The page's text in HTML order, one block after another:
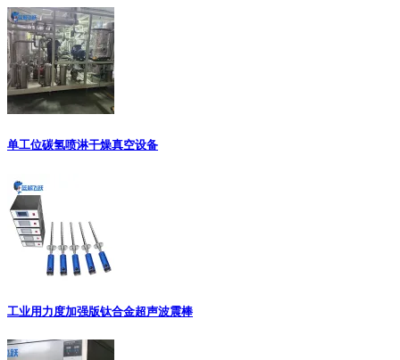
单工位碳氢喷淋干燥真空设备
工业用力度加强版钛合金超声波震棒